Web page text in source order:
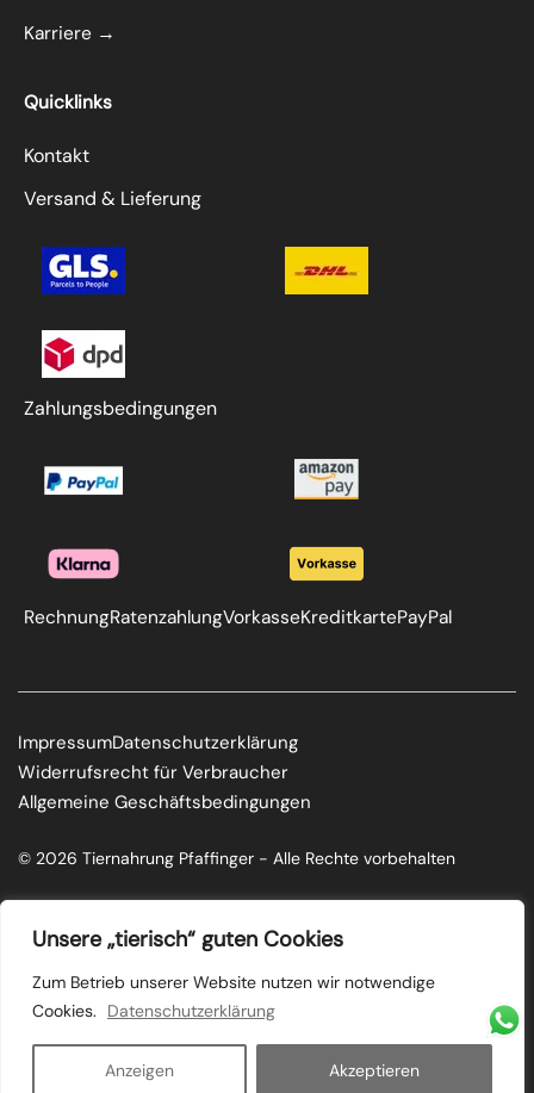
Unsere „tierisch“ guten Cookies
Zum Betrieb unserer Website nutzen wir notwendige
Cookies.
Datenschutzerklärung
Anzeigen Akzeptieren
Karriere →
Quicklinks
Kontakt
Versand & Lieferung
Zahlungsbedingungen
RechnungRatenzahlungVorkasseKreditkartePayPal
ImpressumDatenschutzerklärung
Widerrufsrecht für Verbraucher
Allgemeine Geschäftsbedingungen
© 2026 Tiernahrung Pfaffinger - Alle Rechte vorbehalten
a
c
e
o
o
k
n
t
g